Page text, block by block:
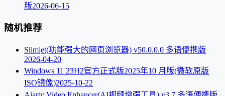
版2026-06-15
随机推荐
Slimjet(功能强大的网页浏览器) v50.0.0.0 多语便携版
2026-04-20
Windows 11 23H2官方正式版2025年10 月版(微软原版
ISO镜像)2025-10-22